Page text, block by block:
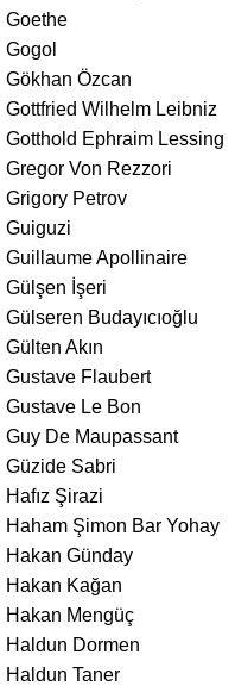
Goethe
Gogol
Gökhan Özcan
Gottfried Wilhelm Leibniz
Gotthold Ephraim Lessing
Gregor Von Rezzori
Grigory Petrov
Guiguzi
Guillaume Apollinaire
Gülşen İşeri
Gülseren Budayıcıoğlu
Gülten Akın
Gustave Flaubert
Gustave Le Bon
Guy De Maupassant
Güzide Sabri
Hafız Şirazi
Haham Şimon Bar Yohay
Hakan Günday
Hakan Kağan
Hakan Mengüç
Haldun Dormen
Haldun Taner